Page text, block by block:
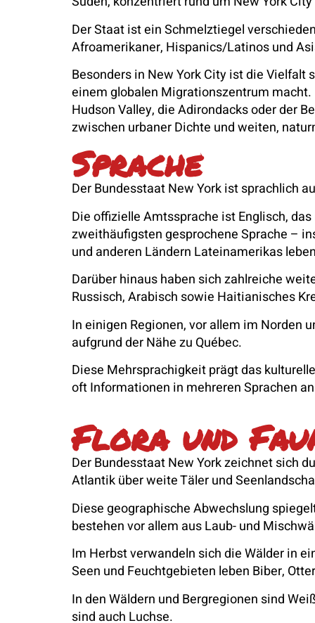
Der Staat ist ein Schmelztiegel
Afroamerikaner, Hispanics/Latinos und
Besonders in New York City ist die Vielfalt
einem globalen Migrationszentrum
Hudson Valley, die Adirondacks oder der
zwischen urbaner Dichte und weiten,
Sprache
Der Bundesstaat New York ist sprachlich
Die offizielle Amtssprache ist Englisch,
zweithäufigsten gesprochene Sprache –
und anderen Ländern Lateinamerikas
Darüber hinaus haben sich zahlreiche
Russisch, Arabisch sowie Haitianisches
In einigen Regionen, vor allem im Norden
aufgrund der Nähe zu Québec.
Diese Mehrsprachigkeit prägt das
oft Informationen in mehreren Sprachen
Flora und
Der Bundesstaat New York zeichnet sich
Atlantik über weite Täler und
Diese geographische Abwechslung
bestehen vor allem aus Laub- und
Im Herbst verwandeln sich die Wälder in
Seen und Feuchtgebieten leben Biber,
In den Wäldern und Bergregionen sind
sind auch Luchse.